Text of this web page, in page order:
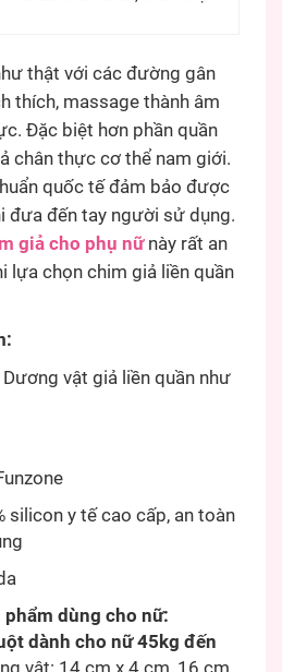
thật với các đường gân
thích, massage thành âm
Đặc biệt hơn phần quần
chân thực cơ thể nam giới.
quốc tế đảm bảo được
đưa đến tay người sử dụng.
giả cho phụ nữnày rất an
lựa chọn chim giả liền quần
Dương vật giả liền quần như
silicon y tế cao cấp, an toàn
dùng cho nữ:
dành cho nữ 45kg đến
vật: 14 cm x 4 cm, 16 cm